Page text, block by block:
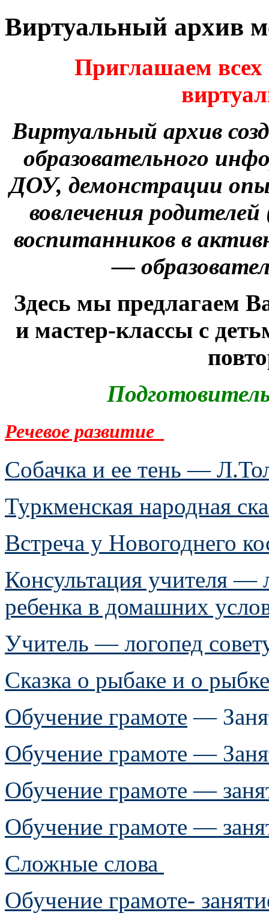
Виртуальный архив
Приглашаем
Виртуальный архив
образовательного
ДОУ, демонстрации
вовлечения
воспитанников в
—
Здесь мы предлагаем
и мастер-классы с
Речевое развитие
Собачка и ее тень —
Туркменская народная
Встреча у Новогоднего
Консультация учителя —
ребенка в домашних
Учитель — логопед
Сказка о рыбаке и о рыбке
Обучение грамоте —
Обучение грамоте —
Обучение грамоте —
Обучение грамоте —
Сложные слова
Обучение грамоте-